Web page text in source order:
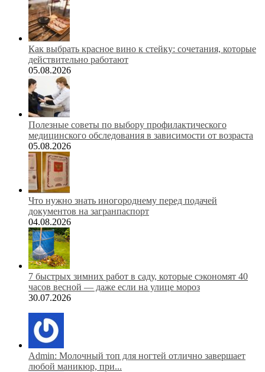
Как выбрать красное вино к стейку: сочетания, которые
действительно работают
05.08.2026
Полезные советы по выбору профилактического
медицинского обследования в зависимости от возраста
05.08.2026
Что нужно знать иногороднему перед подачей
документов на загранпаспорт
04.08.2026
7 быстрых зимних работ в саду, которые сэкономят 40
часов весной — даже если на улице мороз
30.07.2026
Admin: Молочный топ для ногтей отлично завершает
любой маникюр, при...